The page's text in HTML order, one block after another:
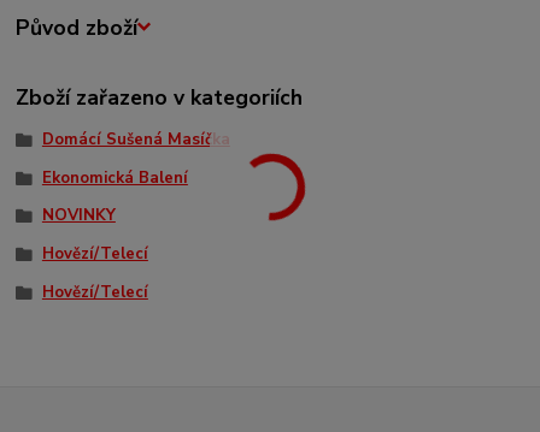
Původ zboží
Zboží zařazeno v kategoriích
Domácí Sušená Masíčka
Ekonomická Balení
NOVINKY
Hovězí/Telecí
Hovězí/Telecí